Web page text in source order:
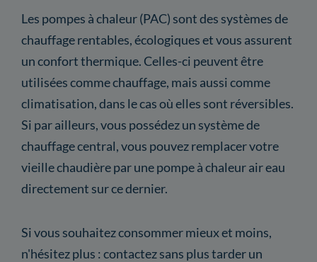
Les pompes à chaleur (PAC) sont des systèmes de
chauffage rentables, écologiques et vous assurent
un confort thermique. Celles-ci peuvent être
utilisées comme chauffage, mais aussi comme
climatisation, dans le cas où elles sont réversibles.
Si par ailleurs, vous possédez un système de
chauffage central, vous pouvez remplacer votre
vieille chaudière par une pompe à chaleur air eau
directement sur ce dernier.
Si vous souhaitez consommer mieux et moins,
n'hésitez plus : contactez sans plus tarder un